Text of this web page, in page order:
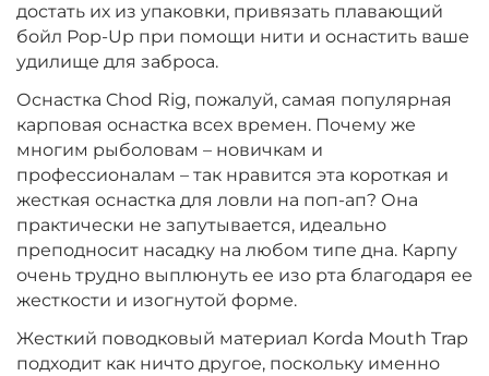
‍995‍ ₽
Размер крючка:
№ 6
Размер:
‍893‍ ₽
Размер крючка:
№ 8
Размер:
достать их из упаковки, привязать плавающий
бойл Pop-Up при помощи нити и оснастить ваше
удилище для заброса.
Оснастка Chod Rig, пожалуй, самая популярная
карповая оснастка всех времен. Почему же
многим рыболовам – новичкам и
профессионалам – так нравится эта короткая и
жесткая оснастка для ловли на поп-ап? Она
практически не запутывается, идеально
преподносит насадку на любом типе дна. Карпу
очень трудно выплюнуть ее изо рта благодаря ее
жесткости и изогнутой форме.
Жесткий поводковый материал Korda Mouth Trap
подходит как ничто другое, поскольку именно